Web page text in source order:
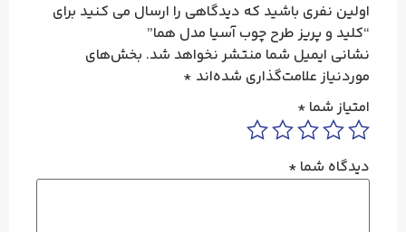
اولین نفری باشید که دیدگاهی را ارسال می کنید برای
“کلید و پریز طرح چوب آسیا مدل هما”
نشانی ایمیل شما منتشر نخواهد شد. بخش‌های
موردنیاز علامت‌گذاری شده‌اند *
امتیاز شما *
دیدگاه شما *